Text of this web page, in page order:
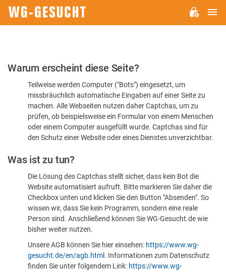
Bitte
dass
sind
Warum erscheint diese Seite?
Teilweise werden Computer ("Bots") eingesetzt, um
missbräuchlich automatische Eingaben auf einer Seite zu
machen. Alle Webseiten nutzen daher Captchas, um zu
prüfen, ob beispielsweise ein Formular von einem Menschen
oder einem Computer ausgefüllt wurde. Captchas sind für
den Schutz einer Website oder eines Dienstes unverzichtbar.
Was ist zu tun?
Die Lösung des Captchas stellt sicher, dass kein Bot die
Website automatisiert aufruft. Bitte markieren Sie daher die
Checkbox unten und klicken Sie den Button "Absenden". So
wissen wir, dass Sie kein Programm, sondern eine reale
Person sind. Anschließend können Sie WG-Gesucht.de wie
bisher weiter nutzen.
Unsere AGB können Sie hier einsehen: https://www.wg-
gesucht.de/en/agb.html . Informationen zum Datenschutz
finden Sie unter folgendem Link: https://www.wg-